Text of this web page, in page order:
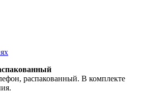
распакованный. В комплекте